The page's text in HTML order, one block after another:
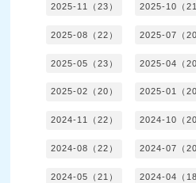
2025-11（23） 2025-10（21
2025-08（22） 2025-07（20
2025-05（23） 2025-04（20
2025-02（20） 2025-01（20
2024-11（22） 2024-10（20
2024-08（22） 2024-07（20
2024-05（21） 2024-04（18